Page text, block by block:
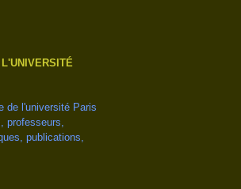
de l'université Paris
professeurs,
publications,